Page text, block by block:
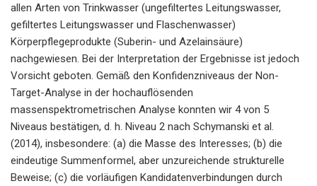
allen Arten von Trinkwasser (ungefiltertes Leitungswasser,
gefiltertes Leitungswasser und Flaschenwasser)
Körperpflegeprodukte (Suberin- und Azelainsäure)
nachgewiesen. Bei der Interpretation der Ergebnisse ist jedoch
Vorsicht geboten. Gemäß den Konfidenzniveaus der Non-
Target-Analyse in der hochauflösenden
massenspektrometrischen Analyse konnten wir 4 von 5
Niveaus bestätigen, d. h. Niveau 2 nach Schymanski et al.
(2014), insbesondere: (a) die Masse des Interesses; (b) die
eindeutige Summenformel, aber unzureichende strukturelle
Beweise; (c) die vorläufigen Kandidatenverbindungen durch